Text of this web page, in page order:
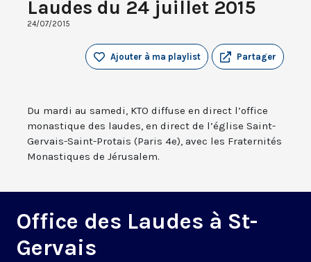
Laudes du 24 juillet 2015
24/07/2015
Partager
Ajouter à ma playlist
Du mardi au samedi, KTO diffuse en direct l’office
monastique des laudes, en direct de l’église Saint-
Gervais-Saint-Protais (Paris 4e), avec les Fraternités
Monastiques de Jérusalem.
Office des Laudes à St-
Gervais